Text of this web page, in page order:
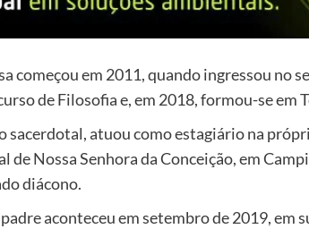
começou em 2011, quando ingressou no
de Filosofia e, em 2018, formou-se em
sacerdotal, atuou como estagiário na
de Nossa Senhora da Conceição, em
diácono.
aconteceu em setembro de 2019, em